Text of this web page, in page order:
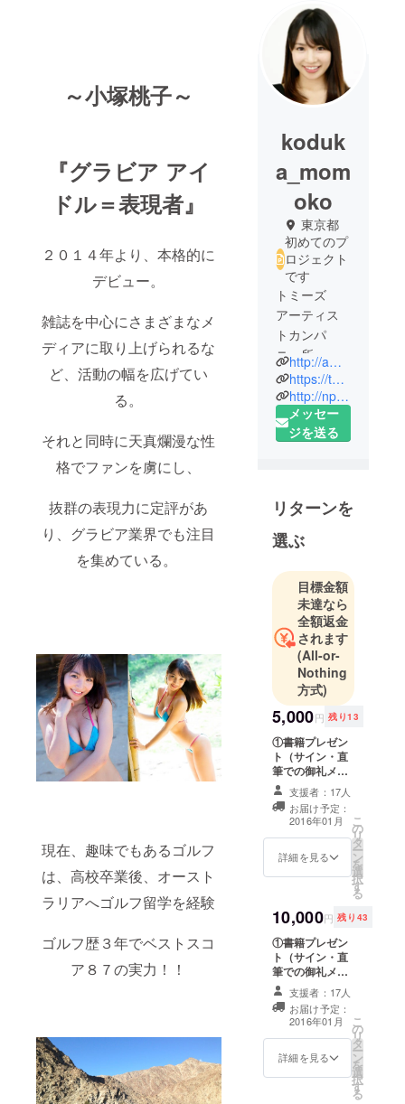
～小塚桃子～
『グラビア アイ
ドル＝表現者』
２０１４年より、本格的に
デビュー。
雑誌を中心にさまざまなメ
ディアに取り上げられるな
ど、活動の幅を広げてい
る。
それと同時に天真爛漫な性
格でファンを虜にし、
抜群の表現力に定評があ
り、グラビア業界でも注目
を集めている。
現在、趣味でもあるゴルフ
は、高校卒業後、オースト
ラリアへゴルフ留学を経験
ゴルフ歴３年でベストスコ
ア８７の実力！！
koduk
a_mom
oko
東京都
初めてのプ
ロジェクト
です
トミーズ
アーティス
トカンパ
ニー所
属、“小塚桃
子”ゴルフ連
載『限定書
籍化』＆
始動しまし
た。
http://ameblo.jp/koduka-momoko/
https://twitter.com/kodukamomoko
http://npn.co.jp/article/detail/09625365/
メッセー
ジを送る
リターンを
選ぶ
目標金額
未達なら
全額返金
されます
(All-or-
Nothing
方式)
5,000円 残り13
①書籍プレゼン
ト（サイン・直
筆での御礼メッ
セージ付き） ※
お名前（ニック
ネーム）をメッ
セージにてお知
らせ下さい ②撮
り下し生写真（1
桃子の手作りで
す） ※イベント
にご参加された
方のみ
支援者：17人
お届け予定：
2016年01月
詳細を見る
こ
の
リ
タ
ー
ン
を
選
択
す
る
10,000円 残り43
①書籍プレゼン
ト（サイン・直
筆での御礼メッ
セージ付き） ※
イベントにご参
加できない場合
に関して、お名
前（ニックネー
ム）をメッセー
支援者：17人
お届け予定：
2016年01月
詳細を見る
こ
の
リ
タ
ー
ン
を
選
択
す
る